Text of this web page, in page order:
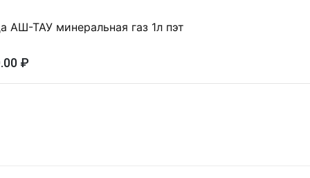
АШ-ТАУ минеральная газ 1л пэт
₽